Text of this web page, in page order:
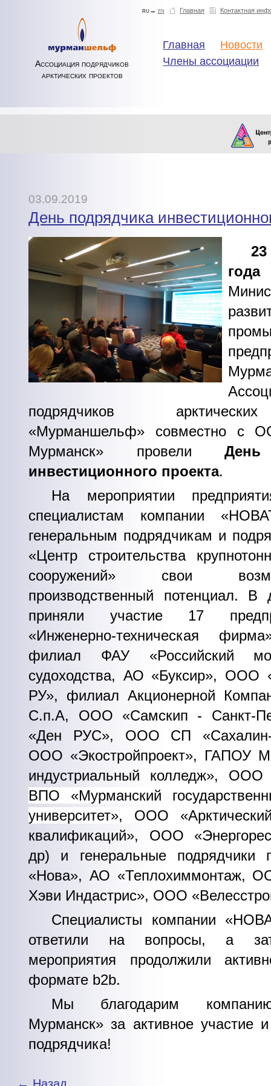
Ассоциация подрядчиков
арктических проектов
Контактная
Главная
ru→ en
Главная
Новости
Члены ассоциации
03.09.2019
День подрядчика
года
подрядчиков
«Мурманшельф» совместно с
Мурманск» провели
инвестиционного проекта.
На мероприятии
специалистам компании
генеральным подрядчикам и
«Центр строительства
сооружений» свои
производственный потенциал. В
приняли участие 17
«Инженерно-техническая
филиал ФАУ «Российский
судоходства, АО «Буксир», ООО
РУ», филиал Акционерной
С.п.А, ООО «Самскип - Санкт-
«Ден РУС», ООО СП «Сахалин-
ООО «Экостройпроект», ГАПОУ
индустриальный колледж»,
ВПО «Мурманский
университет», ООО
квалификаций», ООО
др) и генеральные
«Нова», АО «Теплохиммонтаж,
Хэви Индастрис», ООО
Специалисты компании
ответили на вопросы, а
мероприятия продолжили
формате b2b.
Мы благодарим
Мурманск» за активное участие
подрядчика!